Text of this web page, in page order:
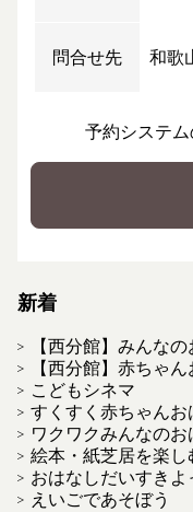
問合せ先 和歌
予約システ
新着
【西分館】みんな
【西分館】赤ちゃ
こどもシネマ
すくすく赤ちゃんお
ワクワクみんなのお
絵本・紙芝居を楽し
おはなしだいすきよ
えいごであそぼう